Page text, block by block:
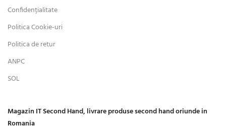
Confidențialitate
Politica Cookie-uri
Politica de retur
ANPC
SOL
Magazin IT Second Hand, livrare produse second hand oriunde in
Romania